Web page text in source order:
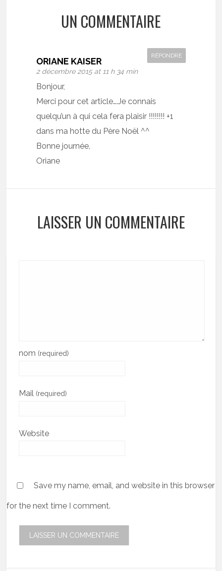
UN COMMENTAIRE
ORIANE KAISER
2 décembre 2015 at 11 h 34 min
RÉPONDRE
Bonjour,
Merci pour cet article….Je connais
quelqu’un à qui cela fera plaisir !!!!!!!! +1
dans ma hotte du Père Noël ^^
Bonne journée,
Oriane
LAISSER UN COMMENTAIRE
nom (required)
Mail (required)
Website
Save my name, email, and website in this browser
for the next time I comment.